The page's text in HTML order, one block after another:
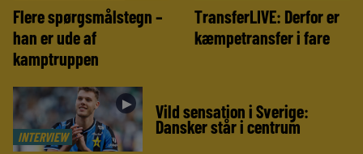
Flere spørgsmålstegn –
han er ude af
kamptruppen
TransferLIVE: Derfor er
kæmpetransfer i fare
INTERVIEW
► Vild sensation i Sverige:
Dansker står i centrum